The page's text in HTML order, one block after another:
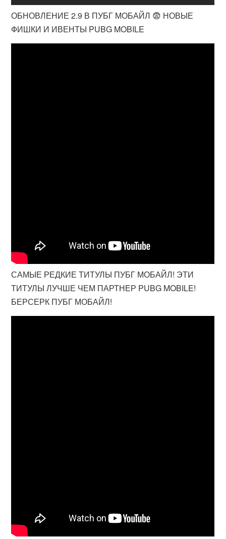
ОБНОВЛЕНИЕ 2.9 В ПУБГ МОБАЙЛ 😨 НОВЫЕ
ФИШКИ И ИВЕНТЫ PUBG MOBILE
САМЫЕ РЕДКИЕ ТИТУЛЫ ПУБГ МОБАЙЛ! ЭТИ
ТИТУЛЫ ЛУЧШЕ ЧЕМ ПАРТНЕР PUBG MOBILE!
БЕРСЕРК ПУБГ МОБАЙЛ!